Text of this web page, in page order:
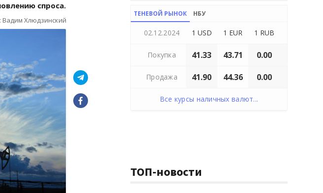
спроса.
Вадим Хлюдзинский
ТЕНЕВОЙ РЫНОК НБУ
02.12.2024 1 USD 1 EUR 1 RUB
Покупка 41.33 43.71 0.00
Продажа 41.90 44.36 0.00
Все курсы наличных валют...
ТОП-новости